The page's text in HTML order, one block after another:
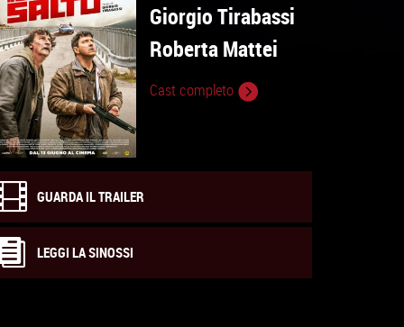
Giorgio Tirabassi
Roberta Mattei
Cast completo
GUARDA IL TRAILER
LEGGI LA SINOSSI